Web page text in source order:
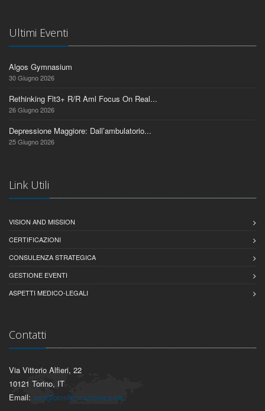
Ultimi Eventi
Algos Gymnasium
30 Giugno 2026
Rethinking Flt3+ R/R Aml Focus On Real...
26 Giugno 2026
Depressione Maggiore: Dall’ambulatorio...
25 Giugno 2026
Link Utili
VISION AND MISSION
CERTIFICAZIONI
CONSULENZA STRATEGICA
GESTIONE EVENTI
ASPETTI MEDICO-LEGALI
Contatti
Via Vittorio Alfieri, 22
10121 Torino, IT
Email: info@ocmformazione.com